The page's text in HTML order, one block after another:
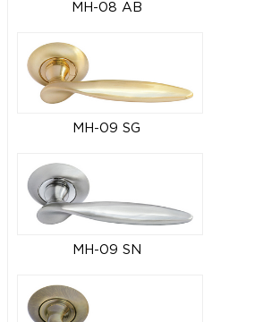
MH-08 AB
MH-09 SG
MH-09 SN